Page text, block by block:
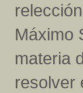
Máximo
materia
resolver